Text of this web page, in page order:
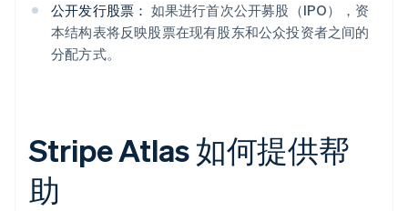
公开发行股票： 如果进行首次公开募股（IPO），资
本结构表将反映股票在现有股东和公众投资者之间的
分配方式。
Stripe Atlas 如何提供帮
助